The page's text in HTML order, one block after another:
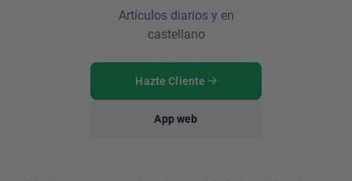
Artículos diarios y en
castellano
Hazte Cliente
App web